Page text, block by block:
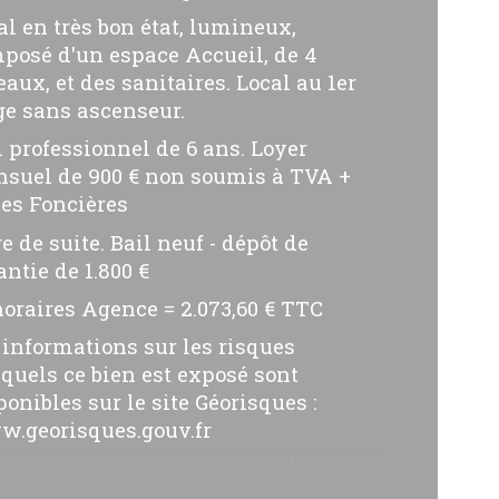
Valeurs
(m²)
de chauffage
en très bon état, lumineux,
d'un espace Accueil, de 4
et des sanitaires. Local au 1er
sans ascenseur.
professionnel de 6 ans. Loyer
de 900 € non soumis à TVA +
Foncières
de suite. Bail neuf - dépôt de
de 1.800 €
Agence = 2.073,60 € TTC
informations sur les risques
ce bien est exposé sont
sur le site Géorisques :